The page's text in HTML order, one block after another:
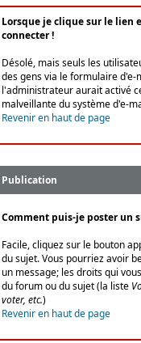
Lorsque je clique sur le lien
connecter !
Désolé, mais seuls les
des gens via le formulaire
l'administrateur aurait activé
malveillante du système d'e-
Revenir en haut de page
Publication
Comment puis-je poster un
Facile, cliquez sur le bouton
du sujet. Vous pourriez avoir
un message; les droits qui
du forum ou du sujet (la liste
voter, etc.)
Revenir en haut de page